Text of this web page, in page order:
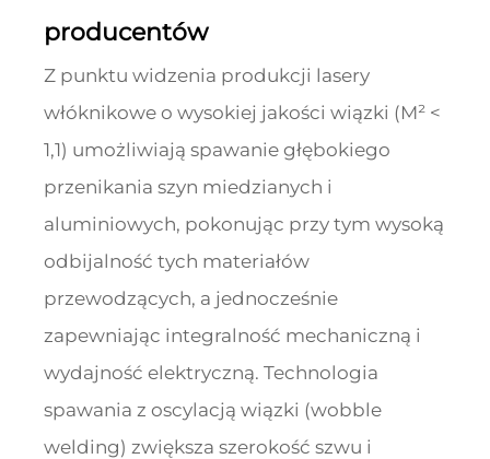
producentów
Z punktu widzenia produkcji lasery
włóknikowe o wysokiej jakości wiązki (M² <
1,1) umożliwiają spawanie głębokiego
przenikania szyn miedzianych i
aluminiowych, pokonując przy tym wysoką
odbijalność tych materiałów
przewodzących, a jednocześnie
zapewniając integralność mechaniczną i
wydajność elektryczną. Technologia
spawania z oscylacją wiązki (wobble
welding) zwiększa szerokość szwu i